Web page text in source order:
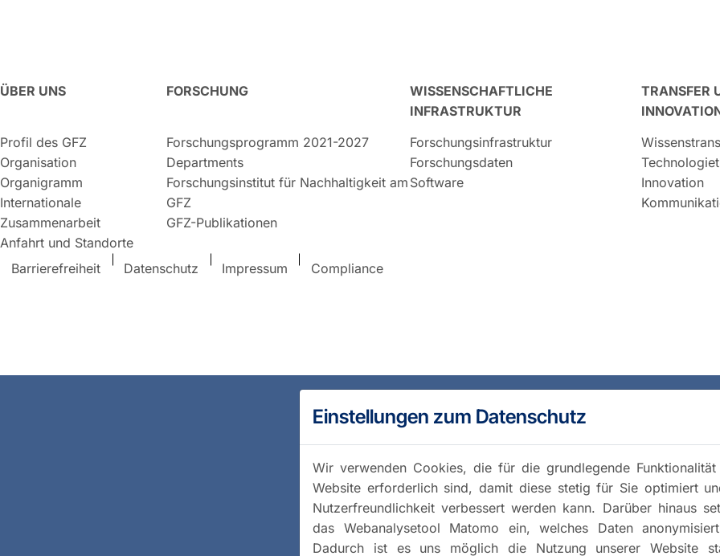
ÜBER UNS
Profil des GFZ
Organisation
Organigramm
Internationale
Zusammenarbeit
Anfahrt und Standorte
FORSCHUNG
Forschungsprogramm 2021-2027
Departments
Forschungsinstitut für Nachhaltigkeit am
GFZ
GFZ-Publikationen
WISSENSCHAFTLICHE
INFRASTRUKTUR
Forschungsinfrastruktur
Forschungsdaten
Software
TRANSFER
Innovation
Barrierefreiheit Datenschutz Impressum Compliance
Einstellungen zum Datenschutz
Wir verwenden Cookies, die für die grundlegende Funktionalität
Website erforderlich sind, damit diese stetig für Sie optimiert
Nutzerfreundlichkeit verbessert werden kann. Darüber hinaus
das Webanalysetool Matomo ein, welches Daten
Dadurch ist es uns möglich die Nutzung unserer Website